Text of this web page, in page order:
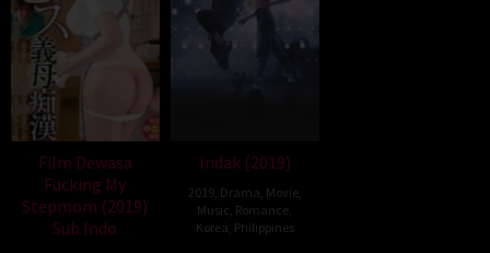
Film Dewasa
Fucking My
Stepmom (2019)
Sub Indo
Indak (2019)
2019, Drama Movie,
Music Romance
Korea Philippines